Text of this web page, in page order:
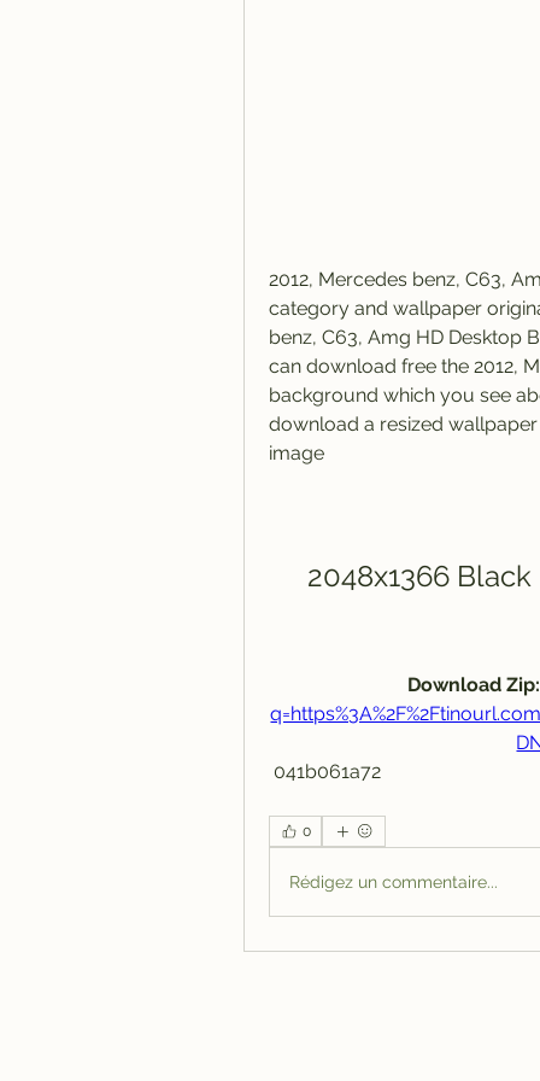
2012, Mercedes benz, C63,
category and wallpaper
benz, C63, Amg HD Desktop
can download free the 2012,
background which you see
download a resized
image
2048x1366
Download
041b061a72
0
Rédigez un commentaire...